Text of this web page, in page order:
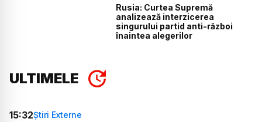
Rusia: Curtea Supremă
analizează interzicerea
singurului partid anti-război
înaintea alegerilor
ULTIMELE
15:32Știri Externe